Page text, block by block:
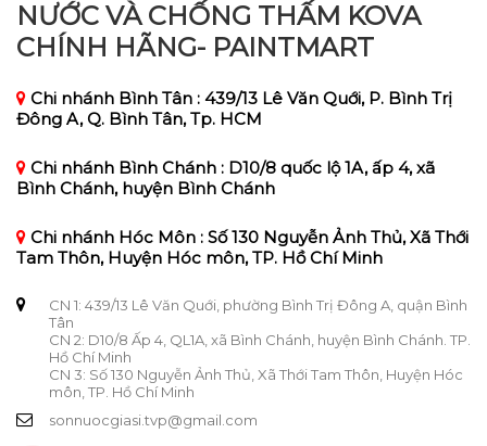
NƯỚC VÀ CHỐNG THẤM KOVA
CHÍNH HÃNG- PAINTMART
Chi nhánh Bình Tân : 439/13 Lê Văn Quới, P. Bình Trị
Đông A, Q. Bình Tân, Tp. HCM
Chi nhánh Bình Chánh : D10/8 quốc lộ 1A, ấp 4, xã
Bình Chánh, huyện Bình Chánh
Chi nhánh Hóc Môn : Số 130 Nguyễn Ảnh Thủ, Xã Thới
Tam Thôn, Huyện Hóc môn, TP. Hồ Chí Minh
CN 1: 439/13 Lê Văn Quới, phường Bình Trị Đông A, quận Bình
Tân
CN 2: D10/8 Ấp 4, QL1A, xã Bình Chánh, huyện Bình Chánh. TP.
Hồ Chí Minh
CN 3: Số 130 Nguyễn Ảnh Thủ, Xã Thới Tam Thôn, Huyện Hóc
môn, TP. Hồ Chí Minh
sonnuocgiasi.tvp@gmail.com